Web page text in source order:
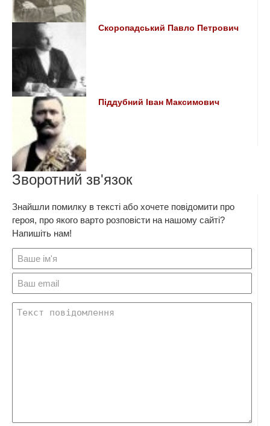
Скоропадський Павло Петрович
Піддубний Іван Максимович
Зворотний зв'язок
Знайшли помилку в тексті або хочете повідомити про
героя, про якого варто розповісти на нашому сайті?
Напишіть нам!